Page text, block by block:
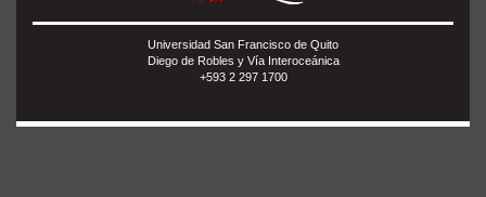
Universidad San Francisco de Quito
Diego de Robles y Vía Interoceánica
+593 2 297 1700